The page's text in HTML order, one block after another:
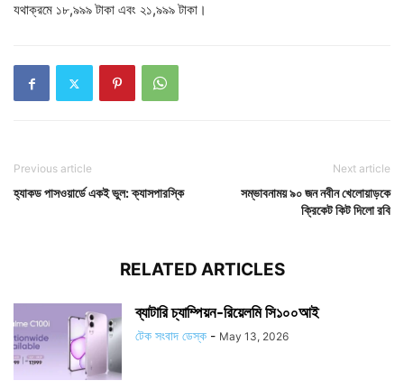
যথাক্রমে ১৮,৯৯৯ টাকা এবং ২১,৯৯৯ টাকা।
Previous article
হ্যাকড পাসওয়ার্ডে একই ভুল: ক্যাসপারস্কি
Next article
সম্ভাবনাময় ৯০ জন নবীন খেলোয়াড়কে
ক্রিকেট কিট দিলো রবি
RELATED ARTICLES
ব্যাটারি চ্যাম্পিয়ন-রিয়েলমি সি১০০আই
টেক সংবাদ ডেস্ক - May 13, 2026